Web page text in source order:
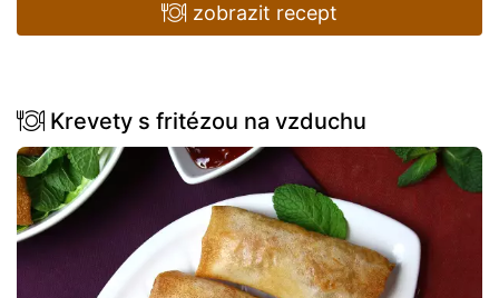
zobrazit recept
Krevety s fritézou na vzduchu